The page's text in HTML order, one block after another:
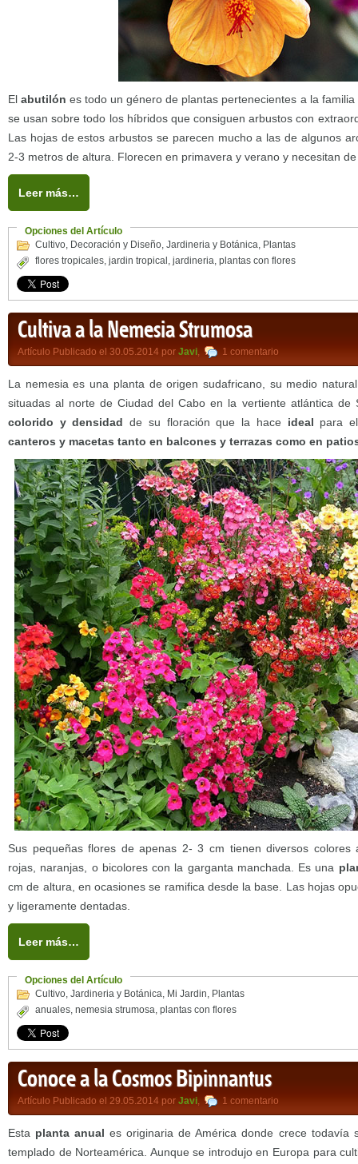
Elabutilón es todo un género de plantas pertenecientes a la
se usan sobre todo los híbridos que consiguen arbustos con
Las hojas de estos arbustos se parecen mucho a las de algunos
2-3 metros de altura. Florecen en primavera y verano y necesitan
Leer más…
Opciones del Artículo
Cultivo, Decoración y Diseño, Jardineria y Botánica, Plantas
flores tropicales, jardin tropical , jardineria, plantas con flores
Cultiva a la Nemesia Strumosa
Artículo Publicado el 30.05.2014 por Javi, 1 comentario
La nemesia es una planta de origen sudafricano, su medio
situadas al norte de Ciudad del Cabo en la vertiente atlántica de
colorido y densidad de su floración que la hace ideal para
canteros y macetas tanto en balcones y terrazas como en
Sus pequeñas flores de apenas 2- 3 cm tienen diversos colores
rojas, naranjas, o bicolores con la garganta manchada. Es una
cm de altura, en ocasiones se ramifica desde la base. Las hojas
y ligeramente dentadas.
Leer más…
Opciones del Artículo
Cultivo, Jardineria y Botánica, Mi Jardin, Plantas
anuales, nemesia strumosa, plantas con flores
Conoce a la Cosmos Bipinnantus
Artículo Publicado el 29.05.2014 por Javi, 1 comentario
Esta planta anual es originaria de América donde crece todavía
templado de Norteamérica. Aunque se introdujo en Europa para